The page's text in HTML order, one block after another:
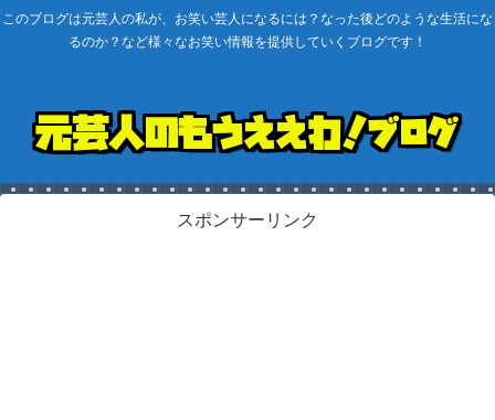
このブログは元芸人の私が、お笑い芸人になるには？なった後どのような生活にな
るのか？など様々なお笑い情報を提供していくブログです！
スポンサーリンク